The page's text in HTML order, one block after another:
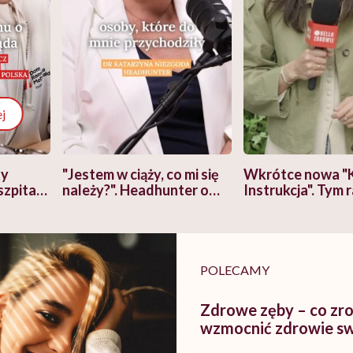
"Jestem w ciąży, co mi się
należy?". Headhunter o
pracy
Wkrótce nowa
Instrukcja". Tym
POLECAMY
Zdrowe zęby – co
wzmocnić zdrowie